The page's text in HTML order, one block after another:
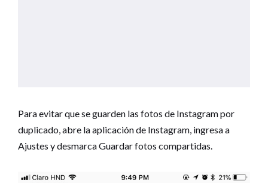
Para evitar que se guarden las fotos de Instagram por
duplicado, abre la aplicación de Instagram, ingresa a
Ajustes y desmarca Guardar fotos compartidas.